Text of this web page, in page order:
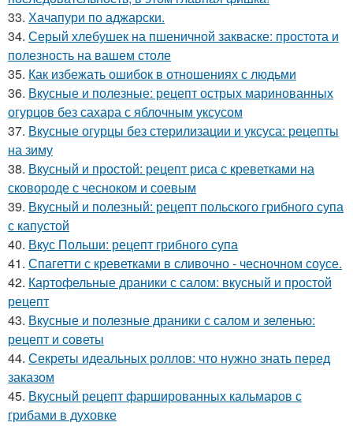
33. Хачапури по аджарски.
34. Серый хлебушек на пшеничной закваске: простота и
полезность на вашем столе
35. Как избежать ошибок в отношениях с людьми
36. Вкусные и полезные: рецепт острых маринованных
огурцов без сахара с яблочным уксусом
37. Вкусные огурцы без стерилизации и уксуса: рецепты
на зиму
38. Вкусный и простой: рецепт риса с креветками на
сковороде с чесноком и соевым
39. Вкусный и полезный: рецепт польского грибного супа
с капустой
40. Вкус Польши: рецепт грибного супа
41. Спагетти с креветками в сливочно - чесночном соусе.
42. Картофельные драники с салом: вкусный и простой
рецепт
43. Вкусные и полезные драники с салом и зеленью:
рецепт и советы
44. Секреты идеальных роллов: что нужно знать перед
заказом
45. Вкусный рецепт фаршированных кальмаров с
грибами в духовке